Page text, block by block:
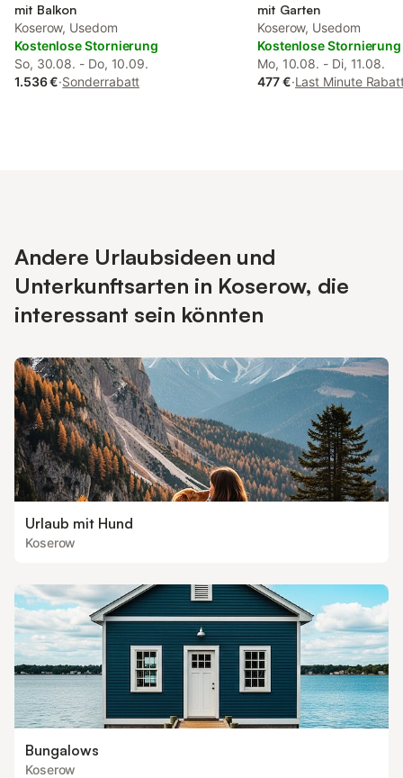
mit Balkon
Koserow, Usedom
Kostenlose Stornierung
So, 30.08. - Do, 10.09.
1.536 €·Sonderrabatt
mit Garten
Koserow, Usedom
Kostenlose Stornierung
Mo, 10.08. - Di, 11.08.
477 €·Last Minute
Andere Urlaubsideen und
Unterkunftsarten in Koserow, die
interessant sein könnten
Urlaub mit Hund
Koserow
Bungalows
Koserow